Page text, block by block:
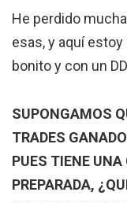
He perdido
esas, y aquí
bonito y con un
SUPONGAMOS
TRADES
PUES TIENE
PREPARADA,